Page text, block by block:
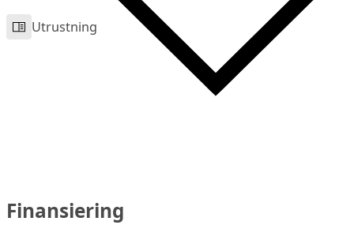
Utrustning
Finansiering